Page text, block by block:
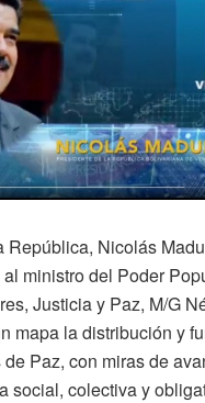
República, Nicolás
ministro del Poder
Justicia y Paz, M/G
mapa la distribución y
Paz, con miras de
social, colectiva y